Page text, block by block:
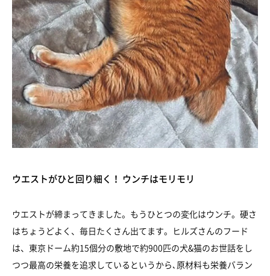
ウエストがひと回り細く！ ウンチはモリモリ
ウエストが締まってきました。もうひとつの変化はウンチ。硬さ
はちょうどよく、毎日たくさん出てます。ヒルズさんのフード
は、東京ドーム約15個分の敷地で約900匹の犬&猫のお世話をし
つつ最高の栄養を追求しているというから､原材料も栄養バラン